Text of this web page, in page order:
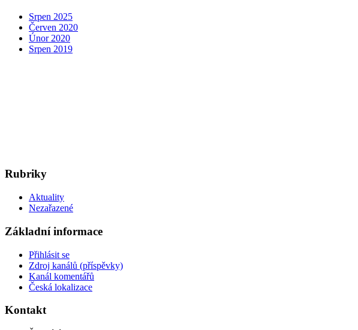
Srpen 2025
Červen 2020
Únor 2020
Srpen 2019
Rubriky
Aktuality
Nezařazené
Základní informace
Přihlásit se
Zdroj kanálů (příspěvky)
Kanál komentářů
Česká lokalizace
Kontakt